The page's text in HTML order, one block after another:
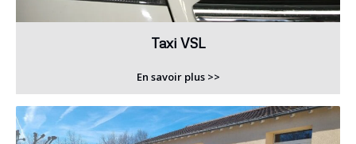
Taxi VSL
En savoir plus >>